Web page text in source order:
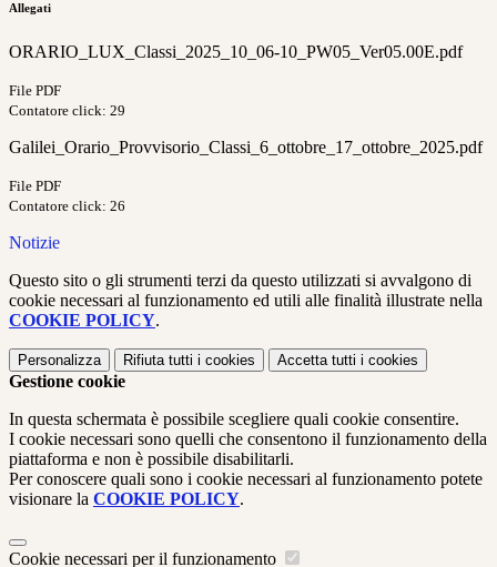
Allegati
ORARIO_LUX_Classi_2025_10_06-10_PW05_Ver05.00E.pdf
File PDF
Contatore click: 29
Galilei_Orario_Provvisorio_Classi_6_ottobre_17_ottobre_2025.pdf
File PDF
Contatore click: 26
Notizie
Questo sito o gli strumenti terzi da questo utilizzati si avvalgono di
cookie necessari al funzionamento ed utili alle finalità illustrate nella
COOKIE POLICY.
Personalizza Rifiuta tutti i cookies Accetta tutti i cookies
Gestione cookie
In questa schermata è possibile scegliere quali cookie consentire.
I cookie necessari sono quelli che consentono il funzionamento della
piattaforma e non è possibile disabilitarli.
Per conoscere quali sono i cookie necessari al funzionamento potete
visionare la COOKIE POLICY.
Cookie necessari per il funzionamento